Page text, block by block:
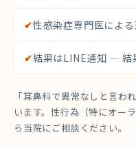
✔性感染症専門医によ
✔結果はLINE通知 — 結
「耳鼻科で異常なしと言わ
います。性行為（特にオー
ら当院にご相談ください。